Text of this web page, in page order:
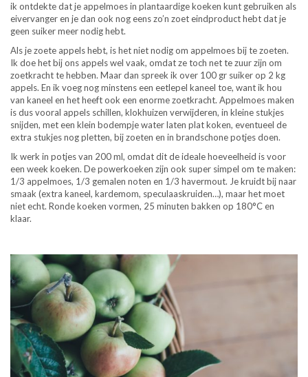
ik ontdekte dat je appelmoes in plantaardige koeken kunt gebruiken als
eivervanger en je dan ook nog eens zo’n zoet eindproduct hebt dat je
geen suiker meer nodig hebt.
Als je zoete appels hebt, is het niet nodig om appelmoes bij te zoeten.
Ik doe het bij ons appels wel vaak, omdat ze toch net te zuur zijn om
zoetkracht te hebben. Maar dan spreek ik over 100 gr suiker op 2 kg
appels. En ik voeg nog minstens een eetlepel kaneel toe, want ik hou
van kaneel en het heeft ook een enorme zoetkracht. Appelmoes maken
is dus vooral appels schillen, klokhuizen verwijderen, in kleine stukjes
snijden, met een klein bodempje water laten plat koken, eventueel de
extra stukjes nog pletten, bij zoeten en in brandschone potjes doen.
Ik werk in potjes van 200 ml, omdat dit de ideale hoeveelheid is voor
een week koeken. De powerkoeken zijn ook super simpel om te maken:
1/3 appelmoes, 1/3 gemalen noten en 1/3 havermout. Je kruidt bij naar
smaak (extra kaneel, kardemom, speculaaskruiden…), maar het moet
niet echt. Ronde koeken vormen, 25 minuten bakken op 180°C en
klaar.